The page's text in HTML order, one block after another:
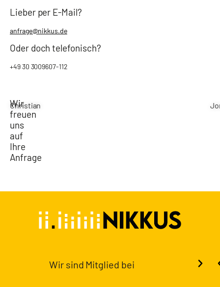
Lieber per E-Mail?
anfrage@nikkus.de
Oder doch telefonisch?
+49 30 3009607-112
Wir
freuen
uns
auf
Ihre
Anfrage
Christian
Wir sind Mitglied bei